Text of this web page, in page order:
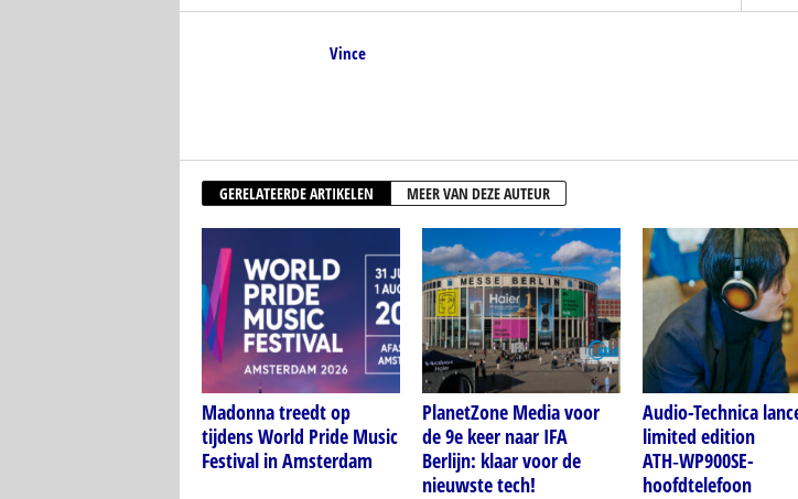
Vince
GERELATEERDE ARTIKELEN MEER VAN DEZE AUTEUR
Madonna treedt op
tijdens World Pride Music
Festival in Amsterdam
PlanetZone Media voor
de 9e keer naar IFA
Berlijn: klaar voor de
nieuwste tech!
Audio-Technica
limited edition
ATH‑WP900SE-
hoofdtelefoon